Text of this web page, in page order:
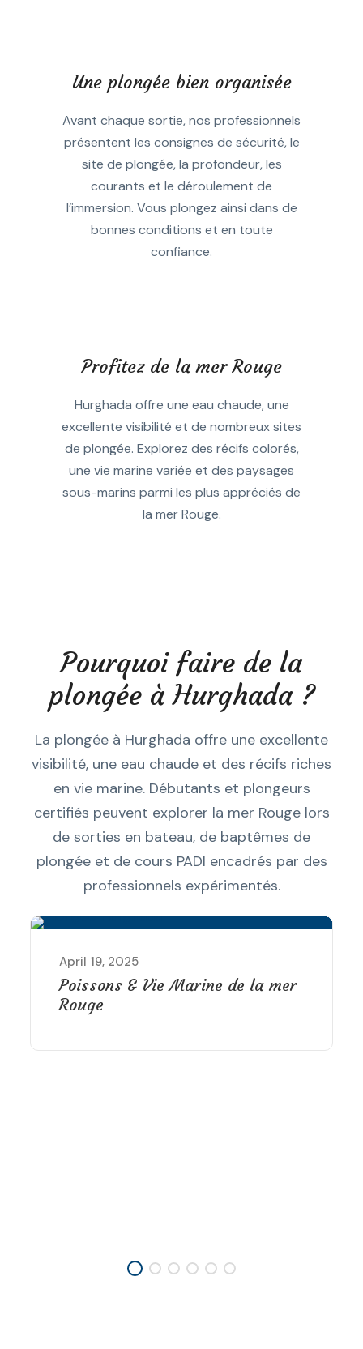
Une plongée bien organisée
Avant chaque sortie, nos professionnels
présentent les consignes de sécurité, le
site de plongée, la profondeur, les
courants et le déroulement de
l’immersion. Vous plongez ainsi dans de
bonnes conditions et en toute
confiance.
Profitez de la mer Rouge
Hurghada offre une eau chaude, une
excellente visibilité et de nombreux sites
de plongée. Explorez des récifs colorés,
une vie marine variée et des paysages
sous-marins parmi les plus appréciés de
la mer Rouge.
Pourquoi faire de la
plongée à Hurghada ?
La plongée à Hurghada offre une excellente
visibilité, une eau chaude et des récifs riches
en vie marine. Débutants et plongeurs
certifiés peuvent explorer la mer Rouge lors
de sorties en bateau, de baptêmes de
plongée et de cours PADI encadrés par des
professionnels expérimentés.
April 19, 2025
Sites de Plongée à Hurghada